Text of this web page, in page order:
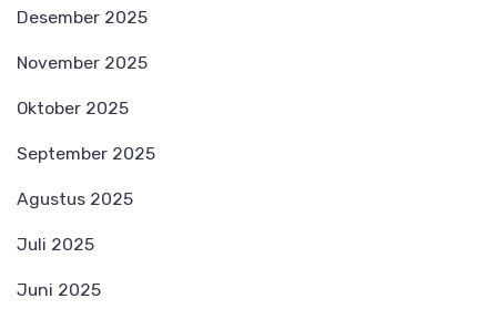
Desember 2025
November 2025
Oktober 2025
September 2025
Agustus 2025
Juli 2025
Juni 2025